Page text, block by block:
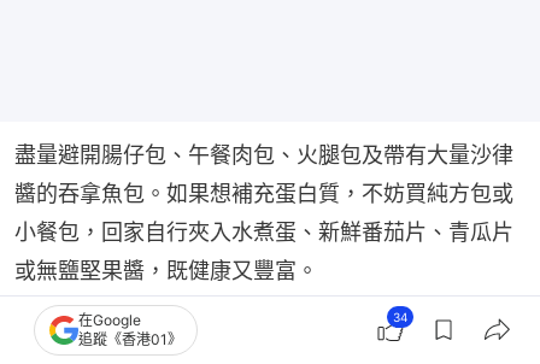
盡量避開腸仔包、午餐肉包、火腿包及帶有大量沙律
醬的吞拿魚包。如果想補充蛋白質，不妨買純方包或
小餐包，回家自行夾入水煮蛋、新鮮番茄片、青瓜片
或無鹽堅果醬，既健康又豐富。
3. 注意份量，聰明搭配
在Google
追蹤《香港01》
34